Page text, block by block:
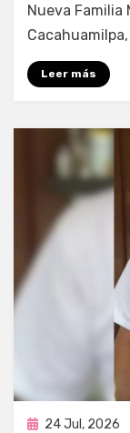
Nueva Familia
Leer más
Publicada
24 Jul, 2026